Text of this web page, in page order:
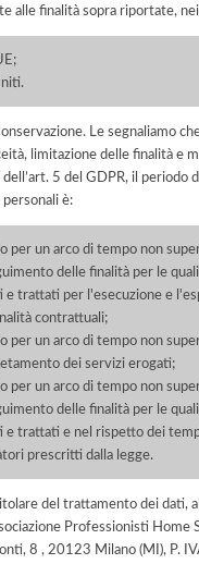
alle finalità sopra riportate,
Le segnaliamo
limitazione delle finalità e
dell’art. 5 del GDPR, il periodo
personali è:
per un arco di tempo non
delle finalità per le
e trattati per l'esecuzione e
contrattuali;
per un arco di tempo non
dei servizi erogati;
per un arco di tempo non
delle finalità per le
e trattati e nel rispetto dei
prescritti dalla legge.
del trattamento dei dati,
Professionisti Home
8 , 20123 Milano (MI), P.